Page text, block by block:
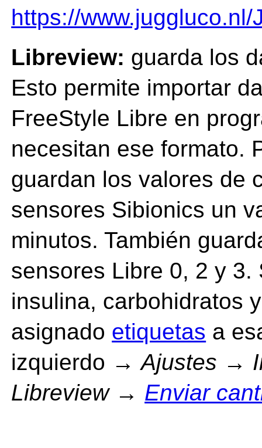
https://
Libreview: guarda los
Esto permite importar
FreeStyle Libre en
necesitan ese formato.
guardan los valores de
sensores Sibionics un
minutos. También
sensores Libre 0, 2 y
insulina, carbohidratos
asignado etiquetas a
izquierdo →Ajustes →
Libreview→ Enviar